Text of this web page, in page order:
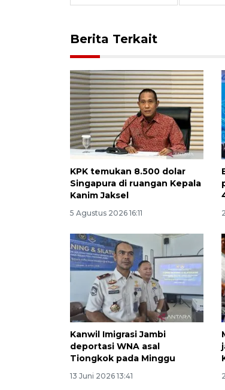
Berita Terkait
KPK temukan 8.500 dolar
Singapura di ruangan Kepala
Kanim Jaksel
5 Agustus 2026 16:11
Kanwil Imigrasi Jambi
deportasi WNA asal
Tiongkok pada Minggu
13 Juni 2026 13:41